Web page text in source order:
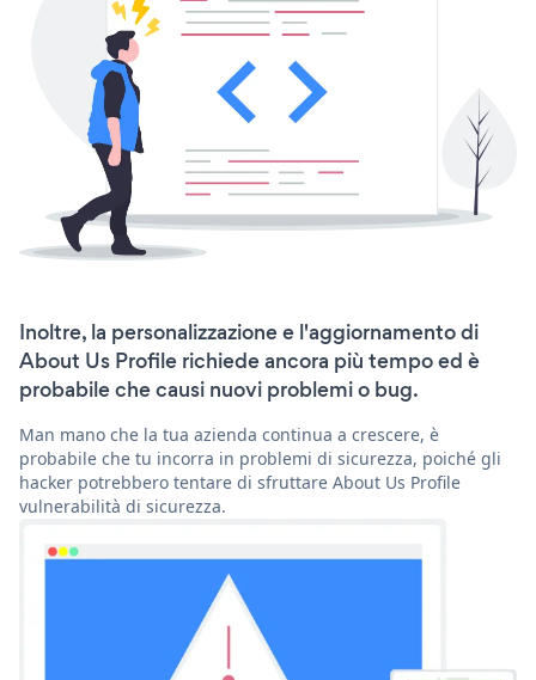
Inoltre, la personalizzazione e l'aggiornamento di
About Us Profile richiede ancora più tempo ed è
probabile che causi nuovi problemi o bug.
Man mano che la tua azienda continua a crescere, è
probabile che tu incorra in problemi di sicurezza, poiché gli
hacker potrebbero tentare di sfruttare About Us Profile
vulnerabilità di sicurezza.